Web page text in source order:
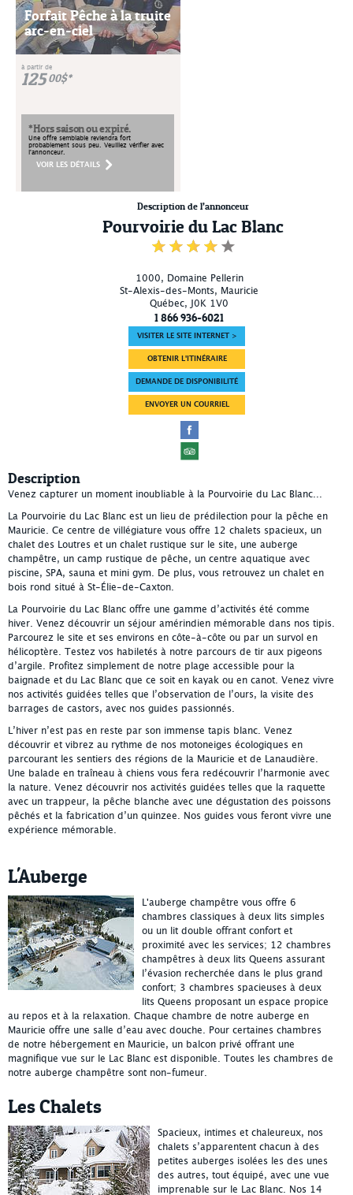
Forfait Pêche à la truite
arc-en-ciel
à partir de
125 00$*
*Hors saison ou expiré.
Une offre semblable reviendra fort
probablement sous peu. Veuillez vérifier avec
l'annonceur.
VOIR LES DÉTAILS
Description de l’annonceur
Pourvoirie du Lac Blanc
1000, Domaine Pellerin
St-Alexis-des-Monts, Mauricie
Québec, J0K 1V0
1 866 936-6021
VISITER LE SITE INTERNET >
OBTENIR L'ITINÉRAIRE
DEMANDE DE DISPONIBILITÉ
ENVOYER UN COURRIEL
Description
Venez capturer un moment inoubliable à la Pourvoirie du Lac Blanc...
La Pourvoirie du Lac Blanc est un lieu de prédilection pour la pêche en
Mauricie. Ce centre de villégiature vous offre 12 chalets spacieux, un
chalet des Loutres et un chalet rustique sur le site, une auberge
champêtre, un camp rustique de pêche, un centre aquatique avec
piscine, SPA, sauna et mini gym. De plus, vous retrouvez un chalet en
bois rond situé à St-Élie-de-Caxton.
La Pourvoirie du Lac Blanc offre une gamme d’activités été comme
hiver. Venez découvrir un séjour amérindien mémorable dans nos tipis.
Parcourez le site et ses environs en côte-à-côte ou par un survol en
hélicoptère. Testez vos habiletés à notre parcours de tir aux pigeons
d’argile. Profitez simplement de notre plage accessible pour la
baignade et du Lac Blanc que ce soit en kayak ou en canot. Venez vivre
nos activités guidées telles que l’observation de l’ours, la visite des
barrages de castors, avec nos guides passionnés.
L’hiver n’est pas en reste par son immense tapis blanc. Venez
découvrir et vibrez au rythme de nos motoneiges écologiques en
parcourant les sentiers des régions de la Mauricie et de Lanaudière.
Une balade en traîneau à chiens vous fera redécouvrir l’harmonie avec
la nature. Venez découvrir nos activités guidées telles que la raquette
avec un trappeur, la pêche blanche avec une dégustation des poissons
pêchés et la fabrication d’un quinzee. Nos guides vous feront vivre une
expérience mémorable.
L'Auberge
L'auberge champêtre vous offre 6
chambres classiques à deux lits simples
ou un lit double offrant confort et
proximité avec les services; 12 chambres
champêtres à deux lits Queens assurant
l’évasion recherchée dans le plus grand
confort; 3 chambres spacieuses à deux
lits Queens proposant un espace propice
au repos et à la relaxation. Chaque chambre de notre auberge en
Mauricie offre une salle d’eau avec douche. Pour certaines chambres
de notre hébergement en Mauricie, un balcon privé offrant une
magnifique vue sur le Lac Blanc est disponible. Toutes les chambres de
notre auberge champêtre sont non-fumeur.
Les Chalets
Spacieux, intimes et chaleureux, nos
chalets s’apparentent chacun à des
petites auberges isolées les des unes
des autres, tout équipé, avec une vue
imprenable sur le Lac Blanc. Nos 14